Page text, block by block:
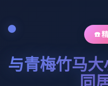
☎️
与青梅竹马
同